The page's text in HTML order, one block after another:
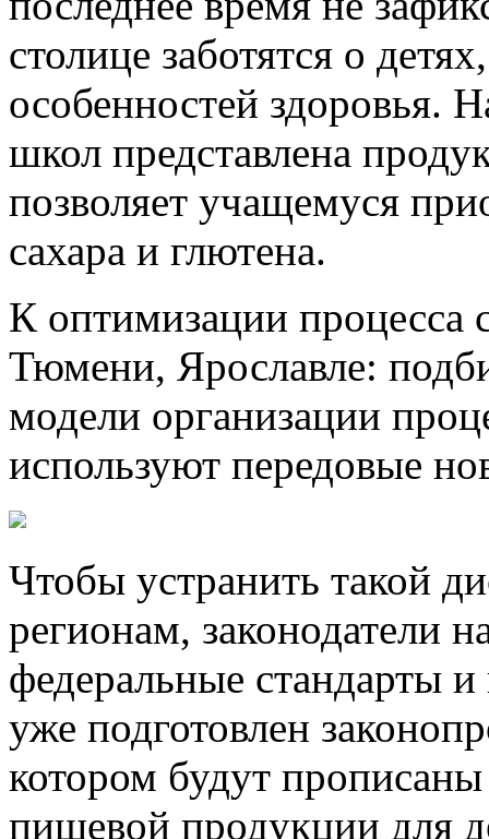
столице заботятся о
особенностей здоровья.
школ представлена
позволяет учащемуся
сахара и глютена.
К оптимизации процесса
Тюмени, Ярославле:
модели организации
используют передовые
Чтобы устранить такой
регионам, законодатели
федеральные стандарты
уже подготовлен
котором будут
пищевой продукции для